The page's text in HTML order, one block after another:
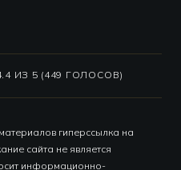
ИЗ 5 (449 ГОЛОСОВ)
гиперссылка на
сайта не является
информационно-